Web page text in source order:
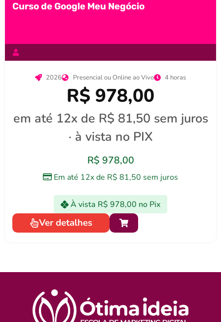
Curso de Google Meu Negócio
2026 Presencial ou Online ao Vivo 4 horas
R$ 978,00
em até 12x de R$ 81,50 sem juros
· à vista no PIX
R$ 978,00
Em até 12x de R$ 81,50 sem juros
À vista R$ 978,00 no Pix
Ver detalhes